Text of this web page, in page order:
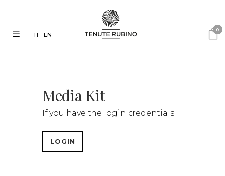
0
IT EN
Media Kit
If you have the login credentials
LOGIN